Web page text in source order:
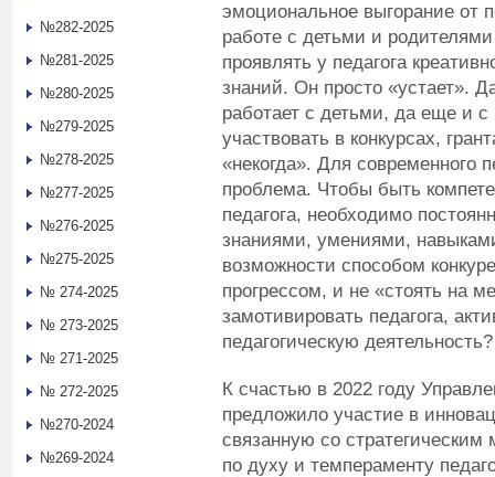
эмоциональное выгорание от
работе с детьми и
проявлять у педагога
знаний. Он просто «устает».
работает с детьми, да еще и
участвовать в конкурсах,
«некогда». Для современного
проблема. Чтобы быть
педагога, необходимо
знаниями, умениями,
возможности способом
прогрессом, и не «стоять на
замотивировать педагога,
педагогическую деятельность?
К счастью в 2022 году
предложило участие в
связанную со
по духу и темпераменту
№282-2025
№281-2025
№280-2025
№279-2025
№278-2025
№277-2025
№276-2025
№275-2025
№ 274-2025
№ 273-2025
№ 271-2025
№ 272-2025
№270-2024
№269-2024